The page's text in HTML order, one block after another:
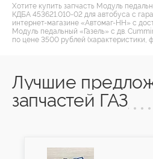
Хотите купить запчасть Модуль
КДБА 453621.010-02 для автобуса с
интернет-магазине «Автомаг-НН» с
Модуль педальный «Газель» с дв.
по цене 3500 рублей (характеристики,
Лучшие
запчастей ГАЗ